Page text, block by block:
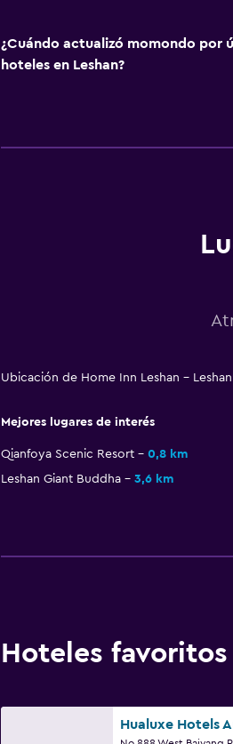
¿Cuándo actualizó momondo por
hoteles en Leshan?
Ubicación de Home Inn Leshan -
Mejores lugares de interés
Qianfoya Scenic Resort 0,8 km
Leshan Giant Buddha
3,6 km
Hoteles